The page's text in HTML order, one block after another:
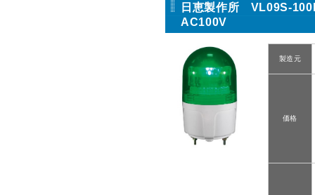
日恵製作所 VL09S-
AC100V
製造元
価格